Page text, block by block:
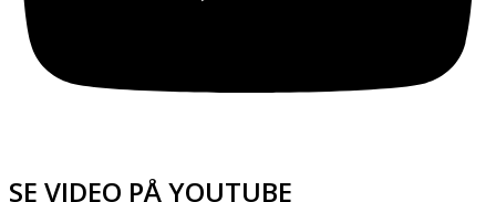
SE VIDEO PÅ YOUTUBE